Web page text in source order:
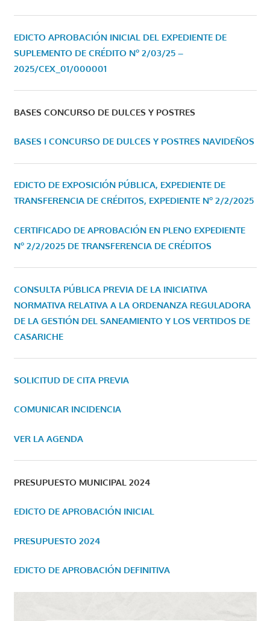
EDICTO APROBACIÓN INICIAL DEL EXPEDIENTE DE
SUPLEMENTO DE CRÉDITO Nº 2/03/25 –
2025/CEX_01/000001
BASES CONCURSO DE DULCES Y POSTRES
BASES I CONCURSO DE DULCES Y POSTRES NAVIDEÑOS
EDICTO DE EXPOSICIÓN PÚBLICA, EXPEDIENTE DE
TRANSFERENCIA DE CRÉDITOS, EXPEDIENTE Nº 2/2/2025
CERTIFICADO DE APROBACIÓN EN PLENO EXPEDIENTE
Nº 2/2/2025 DE TRANSFERENCIA DE CRÉDITOS
CONSULTA PÚBLICA PREVIA DE LA INICIATIVA
NORMATIVA RELATIVA A LA ORDENANZA REGULADORA
DE LA GESTIÓN DEL SANEAMIENTO Y LOS VERTIDOS DE
CASARICHE
SOLICITUD DE CITA PREVIA
COMUNICAR INCIDENCIA
VER LA AGENDA
PRESUPUESTO MUNICIPAL 2024
EDICTO DE APROBACIÓN INICIAL
PRESUPUESTO 2024
EDICTO DE APROBACIÓN DEFINITIVA